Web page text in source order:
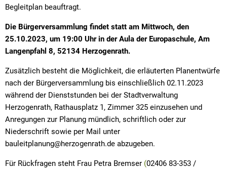
Begleitplan beauftragt.
Die Bürgerversammlung findet statt am Mittwoch, den
25.10.2023, um 19:00 Uhr in der Aula der Europaschule, Am
Langenpfahl 8, 52134 Herzogenrath.
Zusätzlich besteht die Möglichkeit, die erläuterten Planentwürfe
nach der Bürgerversammlung bis einschließlich 02.11.2023
während der Dienststunden bei der Stadtverwaltung
Herzogenrath, Rathausplatz 1, Zimmer 325 einzusehen und
Anregungen zur Planung mündlich, schriftlich oder zur
Niederschrift sowie per Mail unter
bauleitplanung@herzogenrath.de abzugeben.
Für Rückfragen steht Frau Petra Bremser (02406 83-353 /